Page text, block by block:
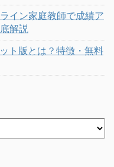
イン家庭教師で成績ア
解説
ト版とは？特徴・無料